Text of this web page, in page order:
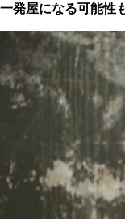
一発屋になる可能性